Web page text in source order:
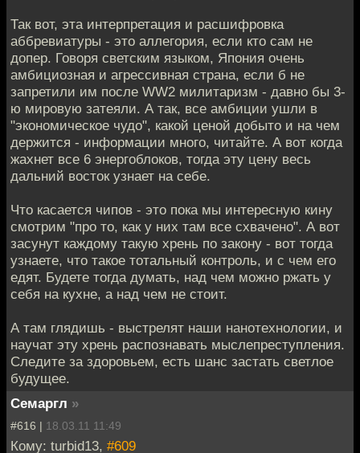
Так вот, эта интерпретация и расшифровка
аббревиатуры - это аллегория, если кто сам не
допер. Говоря светским языком, Япония очень
амбициозная и агрессивная страна, если б не
запретили им после WW2 милитаризм - давно бы 3-
ю мировую затеяли. А так, все амбиции ушли в
"экономическое чудо", какой ценой добыто и на чем
держится - информации много, читайте. А вот когда
жахнет все 6 энергоблоков, тогда эту цену весь
дальний восток узнает на себе.
Что касается чипов - это пока мы интересную кину
смотрим "про то, как у них там все схвачено". А вот
засунут каждому такую хрень по закону - вот тогда
узнаете, что такое тотальный контроль, и с чем его
едят. Будете тогда думать, над чем можно ржать у
себя на кухне, а над чем не стоит.
А там глядишь - выстрелят наши нанотехнологии, и
научат эту хрень распознавать мыслепреступления.
Следите за здоровьем, есть шанс застать светлое
будущее.
Семаргл »
#616 | 18.03.11 11:49
Кому: turbid13, #609